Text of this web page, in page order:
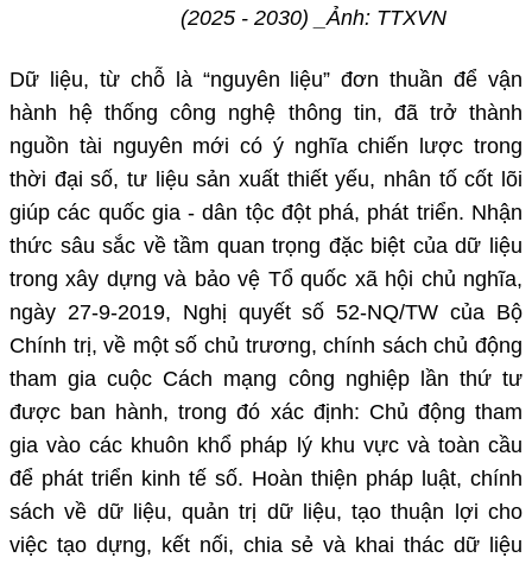
(2025 - 2030)
_Ảnh: TTXVN
Dữ liệu, từ chỗ là “nguyên liệu” đơn thuần để vận
hành hệ thống công nghệ thông tin, đã trở thành
nguồn tài nguyên mới có ý nghĩa chiến lược trong
thời đại số, tư liệu sản xuất thiết yếu, nhân tố cốt lõi
giúp các quốc gia - dân tộc đột phá, phát triển. Nhận
thức sâu sắc về tầm quan trọng đặc biệt của dữ liệu
trong xây dựng và bảo vệ Tổ quốc xã hội chủ nghĩa,
ngày 27-9-2019, Nghị quyết số 52-NQ/TW của Bộ
Chính trị, về một số chủ trương, chính sách chủ động
tham gia cuộc Cách mạng công nghiệp lần thứ tư
được ban hành, trong đó xác định: Chủ động tham
gia vào các khuôn khổ pháp lý khu vực và toàn cầu
để phát triển kinh tế số. Hoàn thiện pháp luật, chính
sách về dữ liệu, quản trị dữ liệu, tạo thuận lợi cho
việc tạo dựng, kết nối, chia sẻ và khai thác dữ liệu